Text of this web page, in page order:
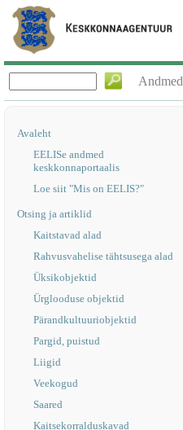
Andmed
Avaleht
EELISe andmed
keskkonnaportaalis
Loe siit "Mis on EELIS?"
Otsing ja artiklid
Kaitstavad alad
Rahvusvahelise tähtsusega alad
Üksikobjektid
Ürglooduse objektid
Pärandkultuuriobjektid
Pargid, puistud
Liigid
Veekogud
Saared
Kaitsekorralduskavad